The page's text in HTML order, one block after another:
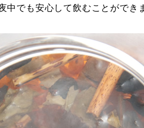
中でも安心して飲むことができ